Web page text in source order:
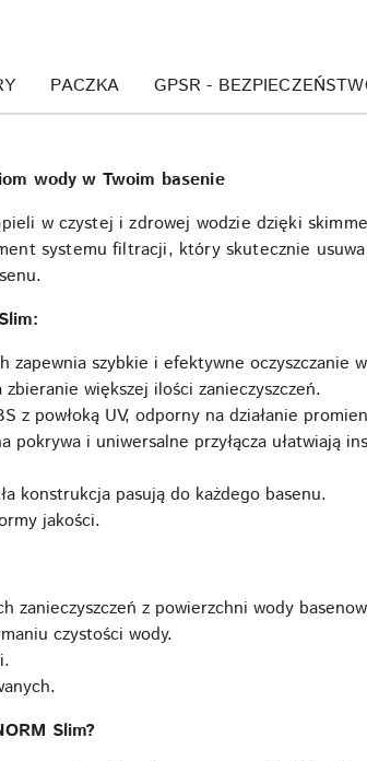
PACZKA GPSR -
wody w Twoim basenie
w czystej i zdrowej wodzie dzięki
systemu filtracji, który skutecznie
zapewnia szybkie i efektywne oczyszczanie
większej ilości zanieczyszczeń.
z powłoką UV, odporny na działanie
pokrywa i uniwersalne przyłącza ułatwiają
konstrukcja pasują do każdego basenu.
jakości.
zanieczyszczeń z powierzchni wody
czystości wody.
Slim?